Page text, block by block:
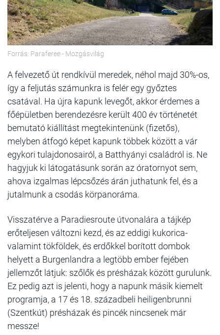
Forrás: Paraferee - Mozgásvilág
A felvezető út rendkívül meredek, néhol majd 30%-os,
így a feljutás számunkra is felér egy győztes
csatával. Ha újra kapunk levegőt, akkor érdemes a
főépületben berendezésre került 400 év történetét
bemutató kiállítást megtekintenünk (fizetős),
melyben átfogó képet kapunk többek között a vár
egykori tulajdonosairól, a Batthyányi családról is. Ne
hagyjuk ki látogatásunk során az óratornyot sem,
ahova izgalmas lépcsőzés árán juthatunk fel, és a
jutalmunk a csodás körpanoráma.
Visszatérve a Paradiesroute útvonalára a tájkép
erőteljesen változni kezd, és az eddigi kukorica-
valamint tökföldek, és erdőkkel borított dombok
helyett a Burgenlandra a legtöbb ember fejében
jellemzőt látjuk: szőlők és présházak között gurulunk.
Ez pedig azt is jelenti, hogy a napunk másik kiemelt
programja, a 17 és 18. századbeli heiligenbrunni
(Szentkút) présházak és pincék nincsenek már
messze!